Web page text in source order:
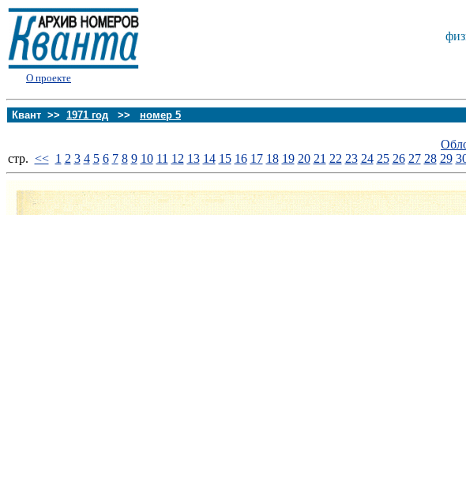
О проекте
Квант >> 1971 год >> номер 5
стp. << 1 2 3 4 5 6 7 8 9 10 11 12 13 14 15 16 17 18 19 20 21 22 23 24 25 26 27 28 29